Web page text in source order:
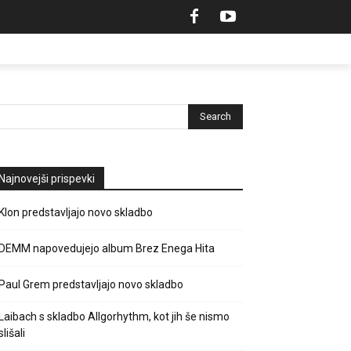
prispevki
predstavljajo novo skladbo
napovedujejo album Brez Enega Hita
Grem predstavljajo novo skladbo
s skladbo Allgorhythm, kot jih še nismo